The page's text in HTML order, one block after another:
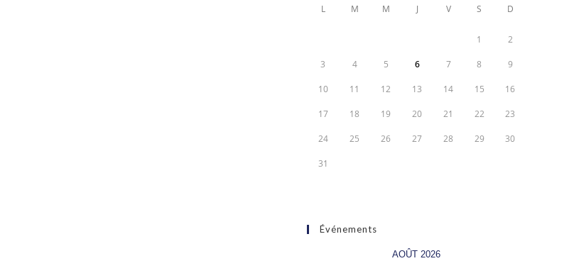
L M M J V S D
1 2
3 4 5 6 7 8 9
10 11 12 13 14 15 16
17 18 19 20 21 22 23
24 25 26 27 28 29 30
31
Événements
AOÛT 2026